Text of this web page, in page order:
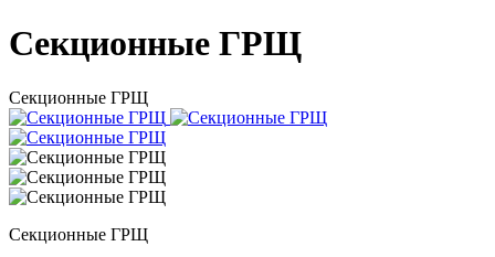
Секционные ГРЩ
Секционные ГРЩ
Секционные ГРЩ